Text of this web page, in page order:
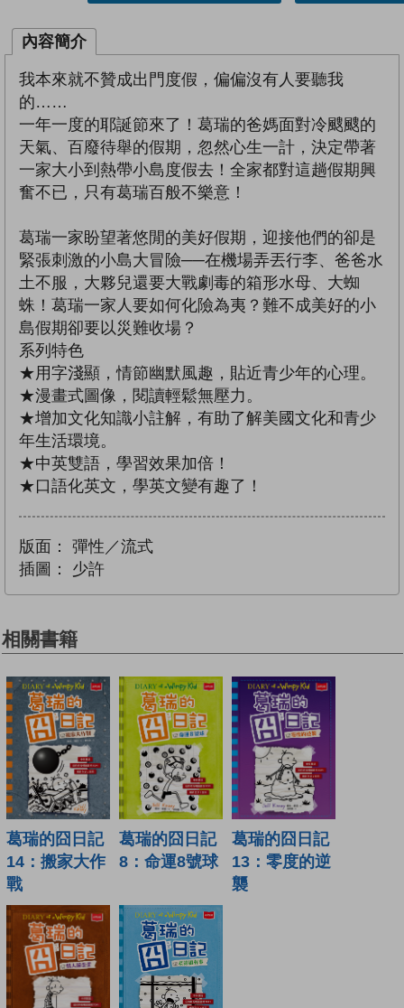
內容簡介
我本來就不贊成出門度假，偏偏沒有人要聽我
的……
一年一度的耶誕節來了！葛瑞的爸媽面對冷颼颼的
天氣、百廢待舉的假期，忽然心生一計，決定帶著
一家大小到熱帶小島度假去！全家都對這趟假期興
奮不已，只有葛瑞百般不樂意！
葛瑞一家盼望著悠閒的美好假期，迎接他們的卻是
緊張刺激的小島大冒險──在機場弄丟行李、爸爸水
土不服，大夥兒還要大戰劇毒的箱形水母、大蜘
蛛！葛瑞一家人要如何化險為夷？難不成美好的小
島假期卻要以災難收場？
系列特色
★用字淺顯，情節幽默風趣，貼近青少年的心理。
★漫畫式圖像，閱讀輕鬆無壓力。
★增加文化知識小註解，有助了解美國文化和青少
年生活環境。
★中英雙語，學習效果加倍！
★口語化英文，學英文變有趣了！
版面：
彈性／流式
插圖：
少許
相關書籍
葛瑞的囧日記
14：搬家大作
戰
葛瑞的囧日記
8：命運8號球
葛瑞的囧日記
13：零度的逆
襲